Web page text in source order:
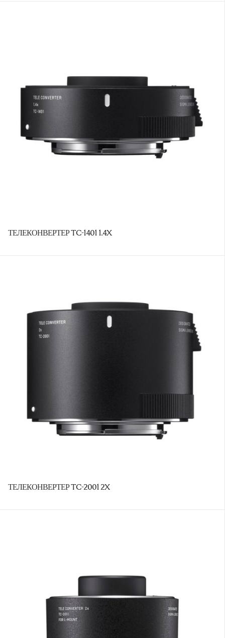
ТЕЛЕКОНВЕРТЕР TC-1401 1.4X
ТЕЛЕКОНВЕРТЕР TC-2001 2X